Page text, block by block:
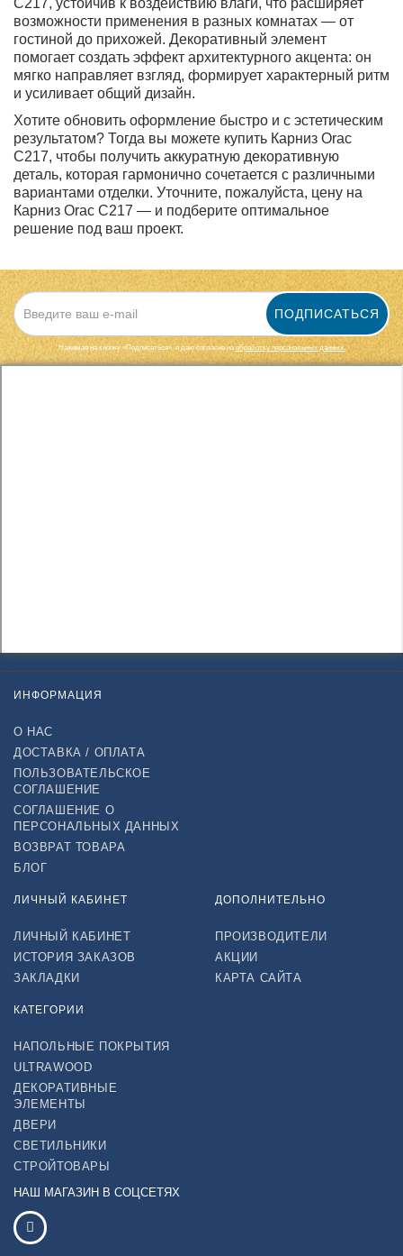
C217, устойчив к воздействию влаги, что расширяет
возможности применения в разных комнатах — от
гостиной до прихожей. Декоративный элемент
помогает создать эффект архитектурного акцента: он
мягко направляет взгляд, формирует характерный ритм
и усиливает общий дизайн.
Хотите обновить оформление быстро и с эстетическим
результатом? Тогда вы можете купить Карниз Orac
C217, чтобы получить аккуратную декоративную
деталь, которая гармонично сочетается с различными
вариантами отделки. Уточните, пожалуйста, цену на
Карниз Orac C217 — и подберите оптимальное
решение под ваш проект.
ПОДПИСАТЬСЯ
Нажимая на кнопку «Подписаться», я даю cогласие наобработку персональных данных.
ИНФОРМАЦИЯ
О НАС
ДОСТАВКА / ОПЛАТА
ПОЛЬЗОВАТЕЛЬСКОЕ
СОГЛАШЕНИЕ
СОГЛАШЕНИЕ О
ПЕРСОНАЛЬНЫХ ДАННЫХ
ВОЗВРАТ ТОВАРА
БЛОГ
ЛИЧНЫЙ КАБИНЕТ
ЛИЧНЫЙ КАБИНЕТ
ИСТОРИЯ ЗАКАЗОВ
ЗАКЛАДКИ
ДОПОЛНИТЕЛЬНО
ПРОИЗВОДИТЕЛИ
АКЦИИ
КАРТА САЙТА
КАТЕГОРИИ
НАПОЛЬНЫЕ ПОКРЫТИЯ
ULTRAWOOD
ДЕКОРАТИВНЫЕ
ЭЛЕМЕНТЫ
ДВЕРИ
СВЕТИЛЬНИКИ
СТРОЙТОВАРЫ
НАШ МАГАЗИН В СОЦСЕТЯХ